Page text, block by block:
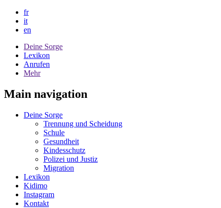
fr
it
en
Deine Sorge
Lexikon
Anrufen
Mehr
Main navigation
Deine Sorge
Trennung und Scheidung
Schule
Gesundheit
Kindesschutz
Polizei und Justiz
Migration
Lexikon
Kidimo
Instagram
Kontakt